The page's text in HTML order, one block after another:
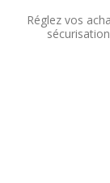
Réglez vos